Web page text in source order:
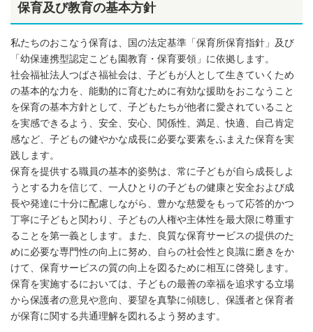
保育及び教育の基本方針
私たちのおこなう保育は、国の法定基準「保育所保育指針」及び
「幼保連携型認定こども園教育・保育要領」に依拠します。
社会福祉法人つばさ福祉会は、子どもが人として生きていくため
の基本的な力を、能動的に育むために有効な援助をおこなうこと
を保育の基本方針として、子どもたちが他者に愛されていること
を実感できるよう、安全、安心、関係性、満足、快適、自己肯定
感など、子どもの健やかな成長に必要な要素をふまえた保育を実
践します。
保育を提供する職員の基本的姿勢は、常に子どもが自ら成長しよ
うとする力を信じて、一人ひとりの子どもの健康と安全および成
長や発達に十分に配慮しながら、豊かな慈愛をもって応答的かつ
丁寧に子どもと関わり、子どもの人権や主体性を最大限に尊重す
ることを第一義とします。また、良質な保育サービスの提供のた
めに必要な専門性の向上に努め、自らの社会性と良識に磨きをか
けて、保育サービスの質の向上を図るために相互に啓発します。
保育を実施するにおいては、子どもの最善の幸福を追求する立場
から保護者の意見や意向、要望を真摯に傾聴し、保護者と保育者
が保育に関する共通理解を図れるよう努めます。